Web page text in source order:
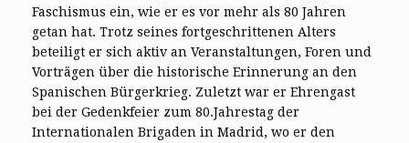
Faschismus ein, wie er es vor mehr als 80 Jahren
getan hat. Trotz seines fortgeschrittenen Alters
beteiligt er sich aktiv an Veranstaltungen, Foren und
Vorträgen über die historische Erinnerung an den
Spanischen Bürgerkrieg. Zuletzt war er Ehrengast
bei der Gedenkfeier zum 80.Jahrestag der
Internationalen Brigaden in Madrid, wo er den